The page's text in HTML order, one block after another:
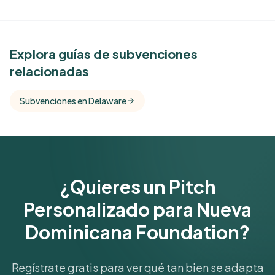
See Similar Funders
Free Kindora accounts unlock side-by-side
funder's focus areas and giving profile.
Explora guías de subvenciones
relacionadas
Subvenciones en Delaware
¿Quieres un Pitch
Personalizado para Nueva
Dominicana Foundation?
Regístrate gratis para ver qué tan bien se adapta